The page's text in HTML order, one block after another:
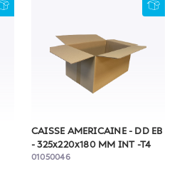
CAISSE AMERICAINE - DD EB
- 325x220x180 MM INT -T4
01050046